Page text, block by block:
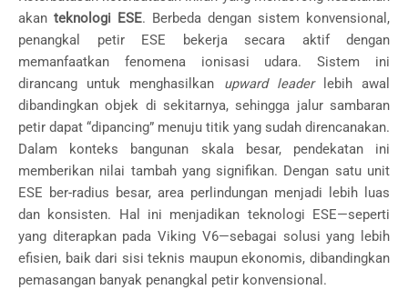
akan teknologi ESE. Berbeda dengan sistem konvensional,
penangkal petir ESE bekerja secara aktif dengan
memanfaatkan fenomena ionisasi udara. Sistem ini
dirancang untuk menghasilkan upward leaderlebih awal
dibandingkan objek di sekitarnya, sehingga jalur sambaran
petir dapat “dipancing” menuju titik yang sudah direncanakan.
Dalam konteks bangunan skala besar, pendekatan ini
memberikan nilai tambah yang signifikan. Dengan satu unit
ESE ber-radius besar, area perlindungan menjadi lebih luas
dan konsisten. Hal ini menjadikan teknologi ESE—seperti
yang diterapkan pada Viking V6—sebagai solusi yang lebih
efisien, baik dari sisi teknis maupun ekonomis, dibandingkan
pemasangan banyak penangkal petir konvensional.